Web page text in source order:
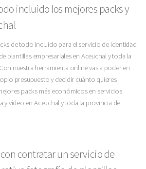
incluido los mejores packs y
de todo incluido para el servicio de identidad
plantillas empresariales en Aceuchal y toda la
nuestra herramienta online vas a poder en
presupuesto y decidir cuánto quieres
packs más económicos en servicios
y vídeo en Aceuchal y toda la provincia de
contratar un servicio de